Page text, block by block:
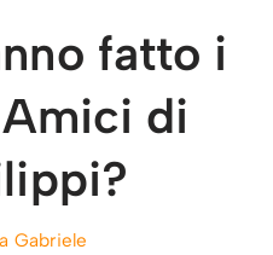
fatto i
di
Gabriele